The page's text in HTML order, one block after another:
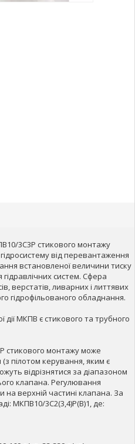
3С3Р стикового монтажу
від перевантаження
встановленої величини тиску
систем. Сфера
верстатів, ливарних і литтявих
гідрофільованого обладнання.
дії МКПВ є стикового та трубного
стикового монтажу може
пілотом керування, яким є
відрізнятися за діапазоном
клапана. Регулювання
на верхній частині клапана. За
МКПВ10/3С2(3,4)Р(В)1, де: